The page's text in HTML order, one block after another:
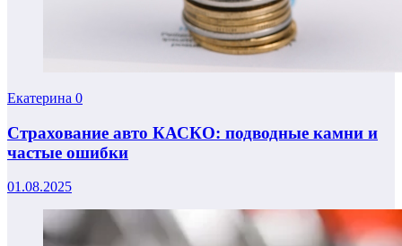
Екатерина 0
Страхование авто КАСКО: подводные камни и
частые ошибки
01.08.2025